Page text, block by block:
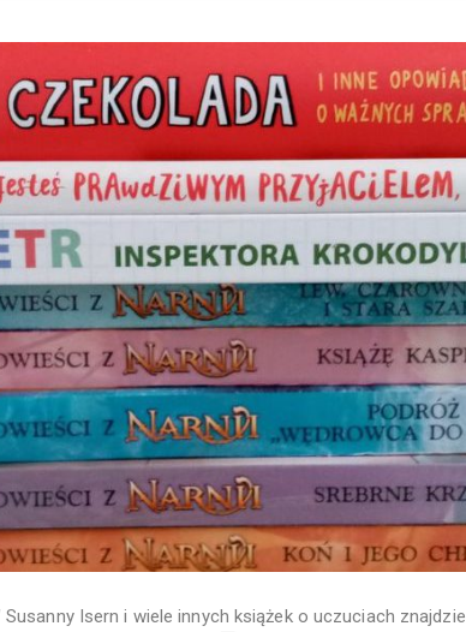
Isern i wiele innych książek o uczuciach